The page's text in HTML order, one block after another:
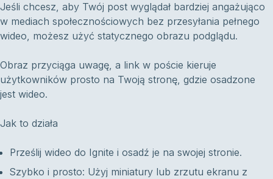
Jeśli chcesz, aby Twój post wyglądał bardziej angażująco
w mediach społecznościowych bez przesyłania pełnego
wideo, możesz użyć statycznego obrazu podglądu.
Obraz przyciąga uwagę, a link w poście kieruje
użytkowników prosto na Twoją stronę, gdzie osadzone
jest wideo.
Jak to działa
Prześlij wideo do Ignite i osadź je na swojej stronie.
Szybko i prosto: Użyj miniatury lub zrzutu ekranu z